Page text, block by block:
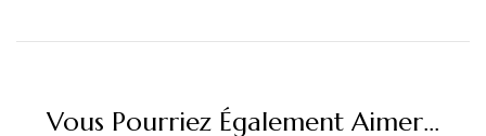
Vous Pourriez Également Aimer...